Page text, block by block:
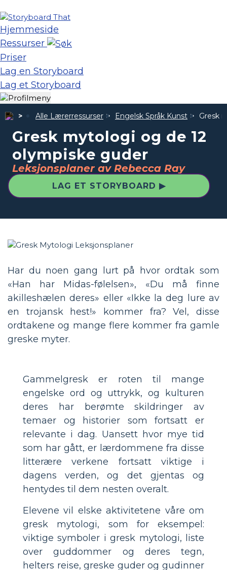
Hjemmeside
Ressurser
Priser
Lag en Storyboard
Lag et Storyboard
Alle Lærerressurser Engelsk Språk Kunst Gresk
Gresk mytologi og de 12
olympiske guder
Leksjonsplaner av Rebecca Ray
LAG ET STORYBOARD ▶
Har du noen gang lurt på hvor ordtak som
«Han har Midas-følelsen», «Du må finne
akilleshælen deres» eller «Ikke la deg lure av
en trojansk hest!» kommer fra? Vel, disse
ordtakene og mange flere kommer fra gamle
greske myter.
Gammelgresk er roten til mange
engelske ord og uttrykk, og kulturen
deres har berømte skildringer av
temaer og historier som fortsatt er
relevante i dag. Uansett hvor mye tid
som har gått, er lærdommene fra disse
litterære verkene fortsatt viktige i
dagens verden, og det gjentas og
hentydes til dem nesten overalt.
Elevene vil elske aktivitetene våre om
gresk mytologi, som for eksempel:
viktige symboler i gresk mytologi, liste
over guddommer og deres tegn,
helters reise, greske guder og gudinner